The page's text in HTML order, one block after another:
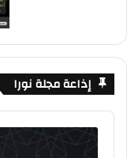
إذاعة مجلة نورا
Audio
Player